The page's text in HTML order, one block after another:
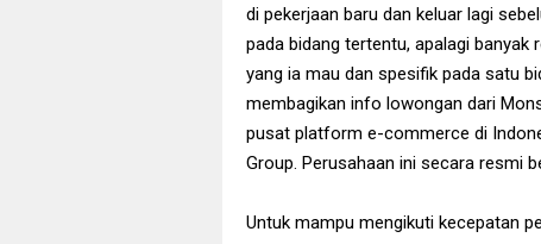
di pekerjaan baru dan keluar lagi
pada bidang tertentu, apalagi
yang ia mau dan spesifik pada satu
membagikan info lowongan dari
pusat platform e-commerce di
Group. Perusahaan ini secara resmi
Untuk mampu mengikuti kecepatan